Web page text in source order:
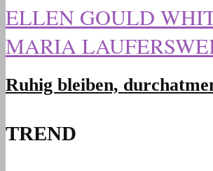
ELLEN GOULD
MARIA
Ruhig bleiben,
TREND